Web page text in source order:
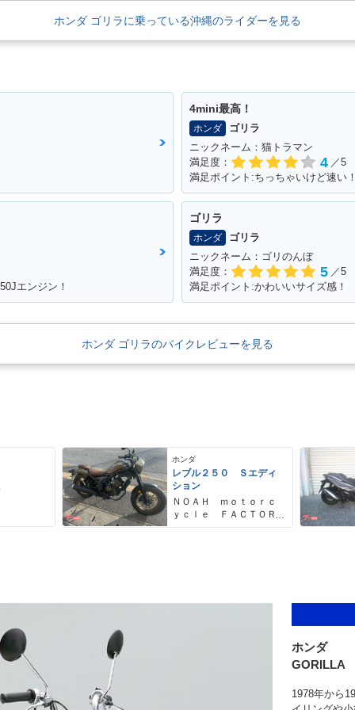
ホンダ ゴリラに乗っている沖縄のライダーを見る
4mini最高！
ホンダ
ゴリラ
ニックネーム：猫トラマン
満足度：
4 ／5
エンジン！
ゴリラ
ホンダ
ゴリラ
ニックネーム：ゴリのんぼ
満足度：
5 ／5
満足ポイント:かわいいサイズ感！
ホンダ ゴリラのバイクレビューを見る
ホンダ
レブル２５０ Ｓエディ
ション
ＮＯＡＨ ｍｏｔｏｒｃ
ｙｃｌｅ ＦＡＣＴＯＲ
ホンダ
GORILLA
1978年から